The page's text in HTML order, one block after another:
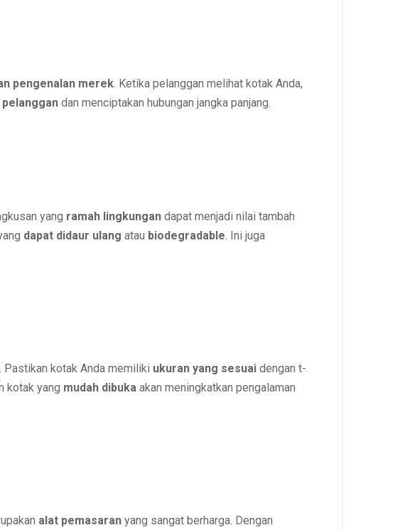
pengenalan merek. Ketika pelanggan melihat kotak Anda,
dan menciptakan hubungan jangka panjang.
yang ramah lingkungan dapat menjadi nilai tambah
dapat didaur ulang atau biodegradable. Ini juga
. Pastikan kotak Anda memiliki ukuran yang sesuai dengan t-
kotak yang mudah dibuka akan meningkatkan pengalaman
alat pemasaran yang sangat berharga. Dengan